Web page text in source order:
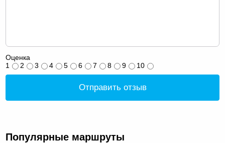
Оценка
1
2 3 4 5 6 7 8 9 10
Отправить отзыв
Популярные маршруты